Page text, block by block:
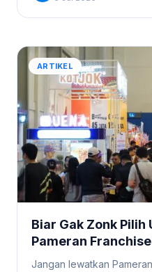
ARTIKEL
Biar Gak Zonk Pilih
Pameran
2026!
Jangan lewatkan